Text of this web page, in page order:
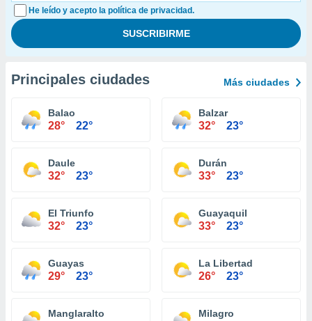
He leído y acepto la política de privacidad.
Principales ciudades Más ciudades
Balao
28° 22°
Balzar
32° 23°
Daule
32° 23°
Durán
33° 23°
El Triunfo
32° 23°
Guayaquil
33° 23°
Guayas
29° 23°
La Libertad
26° 23°
Manglaralto Milagro